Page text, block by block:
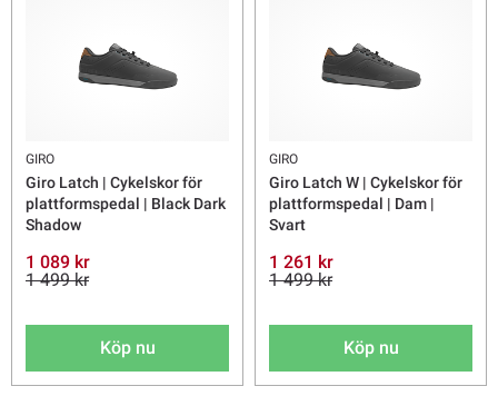
GIRO
Giro Latch | Cykelskor för
plattformspedal | Black Dark
Shadow
1 089 kr
1 499 kr
Köp nu
GIRO
Giro Latch W | Cykelskor för
plattformspedal | Dam |
Svart
1 261 kr
1 499 kr
Köp nu